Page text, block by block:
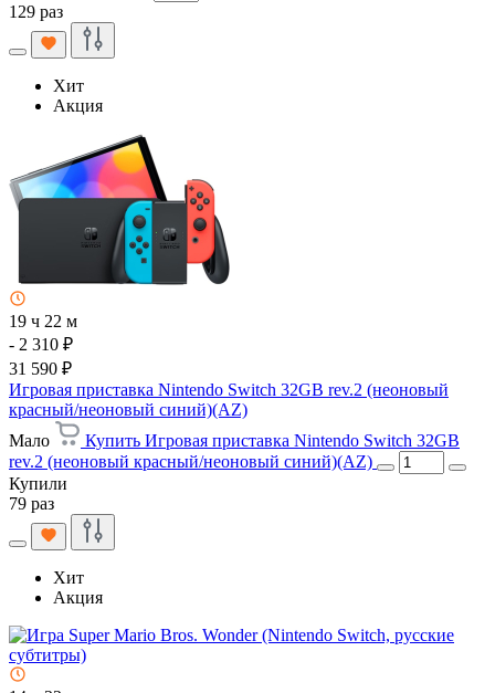
129 раз
Хит
Акция
19 ч 22 м
- 2 310 ₽
31 590 ₽
Игровая приставка Nintendo Switch 32GB rev.2 (неоновый
красный/неоновый синий)(AZ)
Мало
Купить Игровая приставка Nintendo Switch 32GB
rev.2 (неоновый красный/неоновый синий)(AZ)
Купили
79 раз
Хит
Акция